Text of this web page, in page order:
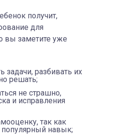
получит,
для
вы заметите уже
задачи, разбивать их
решать;
не страшно,
и исправления
так как
навык;